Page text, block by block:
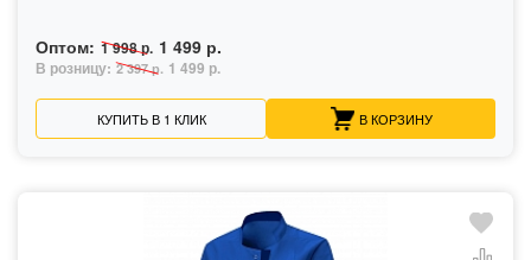
Оптом: 1 998 р. 1 499 р.
В розницу: 2 397 р. 1 499 р.
КУПИТЬ В 1 КЛИК В КОРЗИНУ